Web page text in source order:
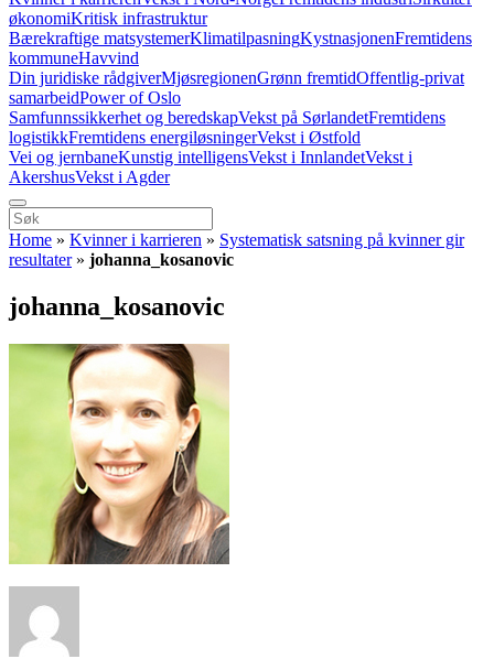
økonomiKritisk infrastruktur
Bærekraftige matsystemerKlimatilpasningKystnasjonenFremtidens
kommuneHavvind
Din juridiske rådgiverMjøsregionenGrønn fremtidOffentlig-privat
samarbeidPower of Oslo
Samfunnssikkerhet og beredskapVekst på SørlandetFremtidens
logistikkFremtidens energiløsningerVekst i Østfold
Vei og jernbaneKunstig intelligensVekst i InnlandetVekst i
AkershusVekst i Agder
Home » Kvinner i karrieren » Systematisk satsning på kvinner gir
resultater» johanna_kosanovic
johanna_kosanovic